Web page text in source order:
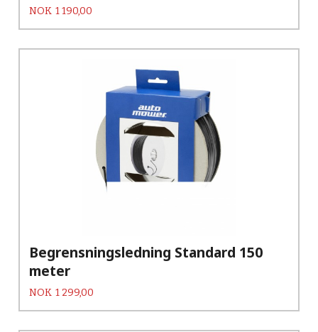
Pris
NOK 1 190,00
Begrensningsledning Standard 150
meter
Pris
NOK 1 299,00